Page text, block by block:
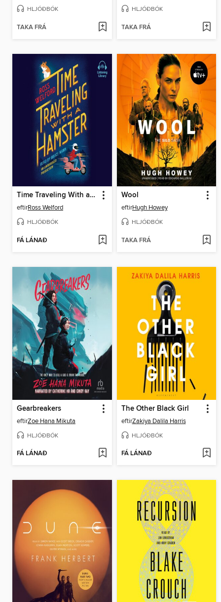
HLJÓÐBÓK
TAKA FRÁ
HLJÓÐBÓK
TAKA FRÁ
Time Traveling With a Hamster
eftirRoss Welford
HLJÓÐBÓK
FÁ LÁNAÐ
Wool
eftirHugh Howey
HLJÓÐBÓK
TAKA FRÁ
Gearbreakers
eftirZoe Hana Mikuta
HLJÓÐBÓK
FÁ LÁNAÐ
The Other Black Girl
eftirZakiya Dalila Harris
HLJÓÐBÓK
FÁ LÁNAÐ